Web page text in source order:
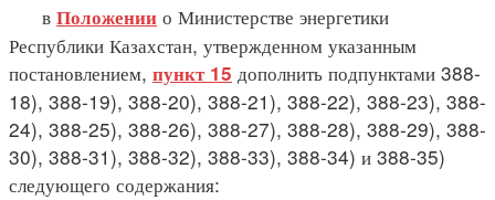
в Положении о Министерстве энергетики
Республики Казахстан, утвержденном указанным
постановлением, пункт 15 дополнить подпунктами 388-
18), 388-19), 388-20), 388-21), 388-22), 388-23), 388-
24), 388-25), 388-26), 388-27), 388-28), 388-29), 388-
30), 388-31), 388-32), 388-33), 388-34) и 388-35)
следующего содержания: